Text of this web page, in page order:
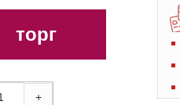
торг
+